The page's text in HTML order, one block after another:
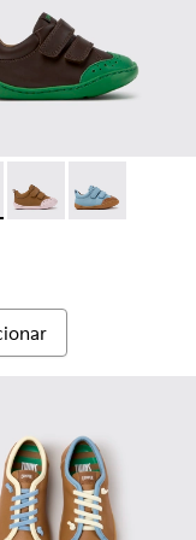
para
de pele
004 -
Peu - K800708-003
Peu -